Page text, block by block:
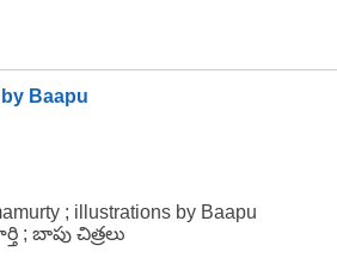
Baapu
; illustrations by Baapu
; బాపు చిత్రలు